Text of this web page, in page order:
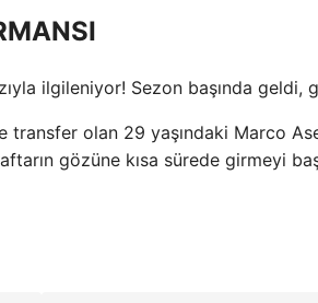
transfer olan 29 yaşındaki Marco
gözüne kısa sürede girmeyi